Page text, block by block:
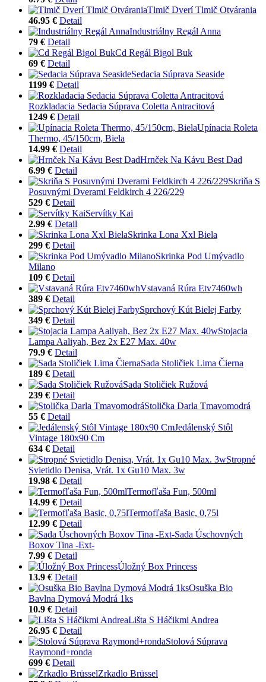
Tlmič Dverí Tlmič Otvárania
46.95 € Detail
Industriálny Regál Anna
79 € Detail
Cd Regál Bigol Buk
69 € Detail
Sedacia Súprava Seaside
1199 € Detail
Rozkladacia Sedacia Súprava Coletta Antracitová
1249 € Detail
Upínacia Roleta
Thermo, 45/150cm, Biela
14.99 € Detail
Hrnček Na Kávu Best Dad
6.99 € Detail
Skriňa S
Posuvnými Dverami Feldkirch 4 226/229
529 € Detail
Servítky Kai
2.99 € Detail
Skrinka Lona Xxl Biela
299 € Detail
Skrinka Pod Umývadlo
Milano
109 € Detail
Vstavaná Rúra Etv7460wh
389 € Detail
Sprchový Kút Bielej Farby
349 € Detail
Stojacia
Lampa Aaliyah, Bez 2x E27 Max. 40w
79.9 € Detail
Sada Stoličiek Lima Čierna
189 € Detail
Sada Stoličiek Ružová
239 € Detail
Stolička Darla Tmavomodrá
55 € Detail
Jedálenský Stôl
Vintage 180x90 Cm
634 € Detail
Stropné
Svietidlo Denisa, Vrát. 1x Gu10 Max. 3w
19.98 € Detail
Termofľaša Fun, 500ml
14.99 € Detail
Termofľaša Basic, 0,75l
12.99 € Detail
Sada Úschovných
Boxov Tina -Ext-
7.99 € Detail
Úložný Box Princess
13.9 € Detail
Osuška Bio
Bavlna Dymová Modrá 1ks
10.9 € Detail
Lišta S Háčikmi Andrea
26.95 € Detail
Stolová Súprava
Raymond+ronda
699 € Detail
Zrkadlo Brüssel